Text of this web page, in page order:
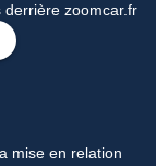
derrière zoomcar.fr
mise en relation